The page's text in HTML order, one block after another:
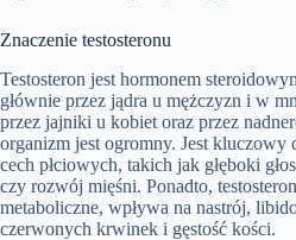
Znaczenie testosteronu
Testosteron jest hormonem
głównie przez jądra u mężczyzn i w
przez jajniki u kobiet oraz przez
organizm jest ogromny. Jest kluczowy
cech płciowych, takich jak głęboki
czy rozwój mięśni. Ponadto,
metaboliczne, wpływa na nastrój,
czerwonych krwinek i gęstość kości.